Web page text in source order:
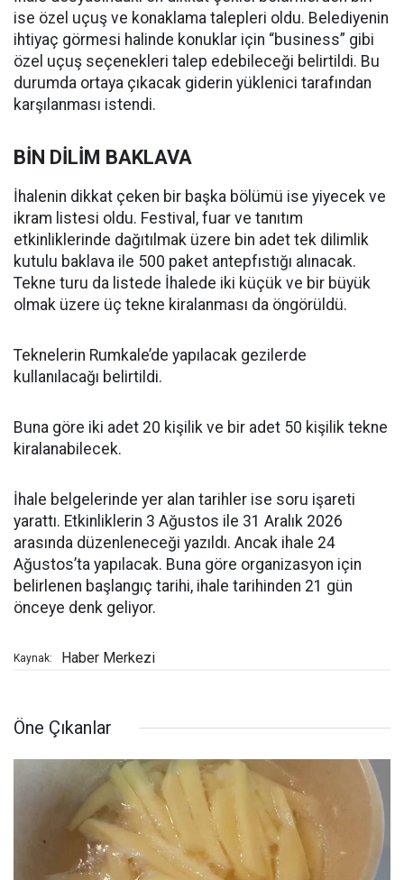
ise özel uçuş ve konaklama talepleri oldu. Belediyenin
ihtiyaç görmesi halinde konuklar için “business” gibi
özel uçuş seçenekleri talep edebileceği belirtildi. Bu
durumda ortaya çıkacak giderin yüklenici tarafından
karşılanması istendi.
BİN DİLİM BAKLAVA
İhalenin dikkat çeken bir başka bölümü ise yiyecek ve
ikram listesi oldu. Festival, fuar ve tanıtım
etkinliklerinde dağıtılmak üzere bin adet tek dilimlik
kutulu baklava ile 500 paket antepfıstığı alınacak.
Tekne turu da listede İhalede iki küçük ve bir büyük
olmak üzere üç tekne kiralanması da öngörüldü.
Teknelerin Rumkale’de yapılacak gezilerde
kullanılacağı belirtildi.
Buna göre iki adet 20 kişilik ve bir adet 50 kişilik tekne
kiralanabilecek.
İhale belgelerinde yer alan tarihler ise soru işareti
yarattı. Etkinliklerin 3 Ağustos ile 31 Aralık 2026
arasında düzenleneceği yazıldı. Ancak ihale 24
Ağustos’ta yapılacak. Buna göre organizasyon için
belirlenen başlangıç tarihi, ihale tarihinden 21 gün
önceye denk geliyor.
Kaynak: Haber Merkezi
Öne Çıkanlar